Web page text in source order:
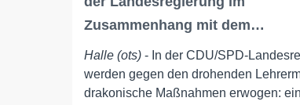
Zusammenhang mit dem…
Halle (ots) - In der CDU/SPD-
werden gegen den drohenden
drakonische Maßnahmen erwogen: